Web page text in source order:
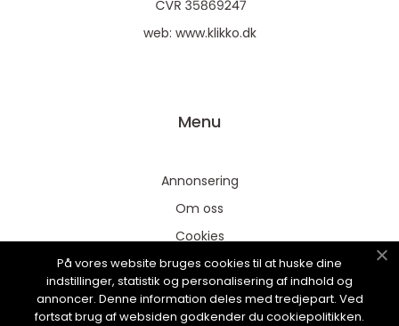
web: www.klikko.dk
Menu
Annonsering
Om oss
Cookies
Kontakta oss
Sitemap
På vores website bruges cookies til at huske dine
indstillinger, statistik og personalisering af indhold og
annoncer. Denne information deles med tredjepart. Ved
fortsat brug af websiden godkender du cookiepolitikken.